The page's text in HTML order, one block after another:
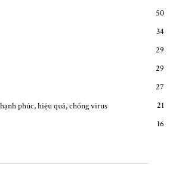
50
34
29
29
27
phúc, hiệu quả, chống virus
21
16